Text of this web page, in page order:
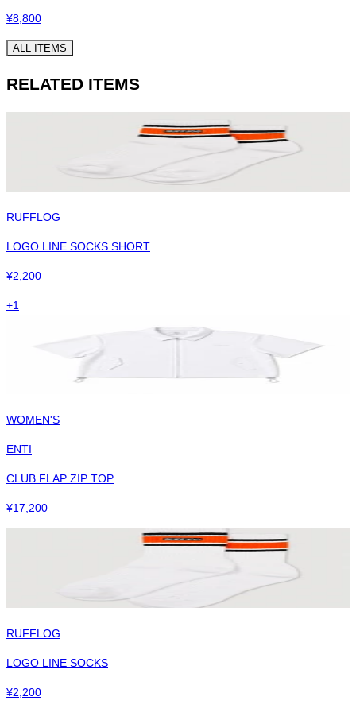
¥8,800
ALL ITEMS
RELATED ITEMS
RUFFLOG
LOGO LINE SOCKS SHORT
¥2,200
+1
WOMEN'S
ENTI
CLUB FLAP ZIP TOP
¥17,200
RUFFLOG
LOGO LINE SOCKS
¥2,200